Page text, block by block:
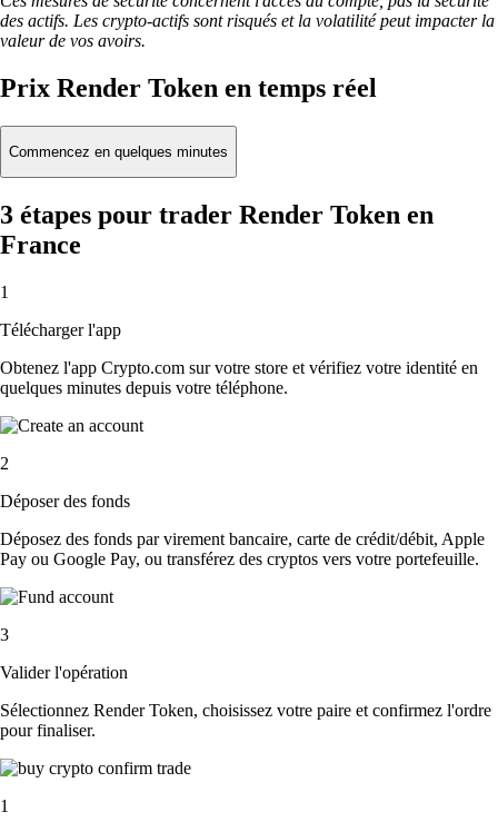
des actifs. Les crypto-actifs sont risqués et la volatilité peut impacter la
valeur de vos avoirs.
Prix Render Token en temps réel
Commencez en quelques minutes
3 étapes pour trader Render Token en
France
1
Télécharger l'app
Obtenez l'app Crypto.com sur votre store et vérifiez votre identité en
quelques minutes depuis votre téléphone.
2
Déposer des fonds
Déposez des fonds par virement bancaire, carte de crédit/débit, Apple
Pay ou Google Pay, ou transférez des cryptos vers votre portefeuille.
3
Valider l'opération
Sélectionnez Render Token, choisissez votre paire et confirmez l'ordre
pour finaliser.
1